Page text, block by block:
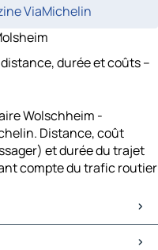
ViaMichelin
durée et coûts –
Wolschheim -
Distance, coût
et durée du trajet
compte du trafic routier